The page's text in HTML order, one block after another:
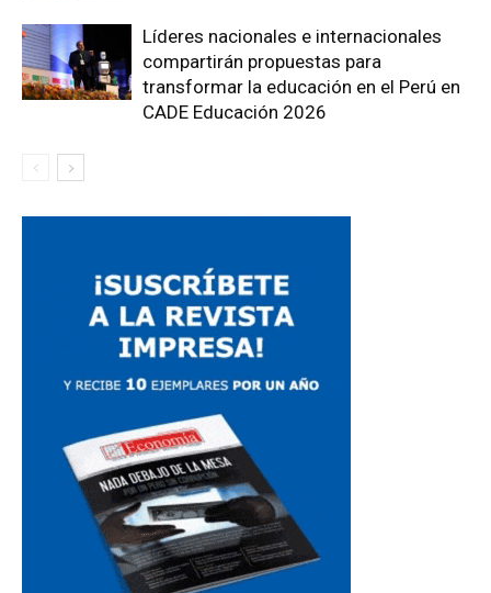
Líderes nacionales e internacionales
compartirán propuestas para
transformar la educación en el Perú en
CADE Educación 2026